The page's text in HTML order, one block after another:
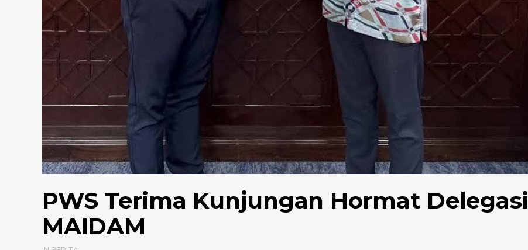
PWS Terima Kunjungan Hormat Delegasi
MAIDAM